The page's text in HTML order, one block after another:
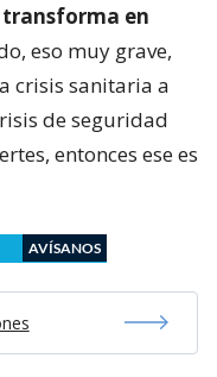
transforma en
eso muy grave,
crisis sanitaria a
de seguridad
entonces ese es
AVÍSANOS